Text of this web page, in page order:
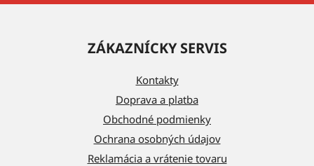
ZÁKAZNÍCKY SERVIS
Kontakty
Doprava a platba
Obchodné podmienky
Ochrana osobných údajov
Reklamácia a vrátenie tovaru